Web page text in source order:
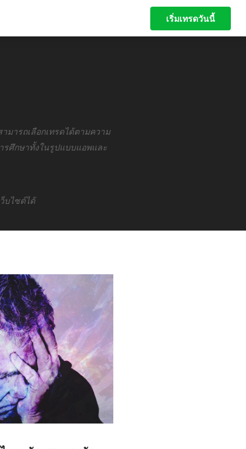
เริ่มเทรดวันนี้
มารถเลือกเทรดได้ตามความ
รศึกษาทั้งในรูปแบบแอพและ
บไซต์ได้
เริ่มเทรดวันนี้